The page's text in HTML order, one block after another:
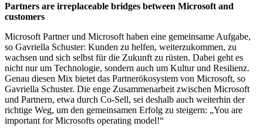
Partners are irreplaceable bridges between Microsoft and
customers
Microsoft Partner und Microsoft haben eine gemeinsame Aufgabe,
so Gavriella Schuster: Kunden zu helfen, weiterzukommen, zu
wachsen und sich selbst für die Zukunft zu rüsten. Dabei geht es
nicht nur um Technologie, sondern auch um Kultur und Resilienz.
Genau diesen Mix bietet das Partnerökosystem von Microsoft, so
Gavriella Schuster. Die enge Zusammenarbeit zwischen Microsoft
und Partnern, etwa durch Co-Sell, sei deshalb auch weiterhin der
richtige Weg, um den gemeinsamen Erfolg zu steigern: „You are
important for Microsofts operating model!“